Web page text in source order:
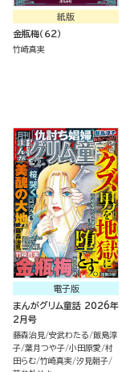
紙版
金瓶梅（６２）
竹崎真実
電子版
まんがグリム童話 2026年
2月号
藤森治見 安武わたる 飯島淳
子 葉月つや子 小田原愛 村
田らむ 竹崎真実 汐見朝子